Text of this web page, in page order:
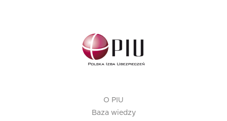
O PIU
Baza wiedzy